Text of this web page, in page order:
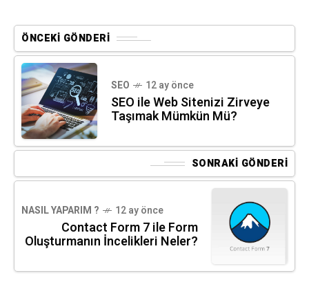
ÖNCEKI GÖNDERI
SEO 12 ay önce
SEO ile Web Sitenizi Zirveye
Taşımak Mümkün Mü?
SONRAKI GÖNDERI
NASIL YAPARIM ? 12 ay önce
Contact Form 7 ile Form
Oluşturmanın İncelikleri Neler?